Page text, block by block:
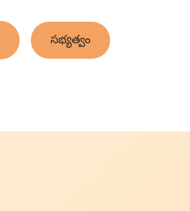
సభ్యత్వం